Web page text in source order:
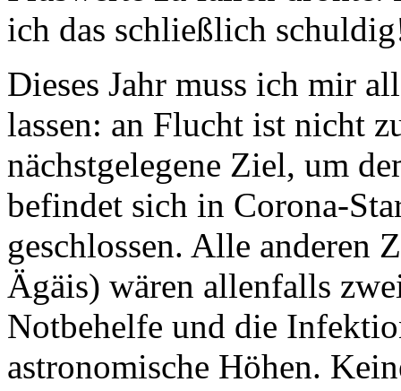
Dieses Jahr muss ich mir
lassen: an Flucht ist nicht
nächstgelegene Ziel, um
befindet sich in Corona-
geschlossen. Alle anderen
Ägäis) wären allenfalls
Notbehelfe und die
astronomische Höhen.
müssen möchte. Besser